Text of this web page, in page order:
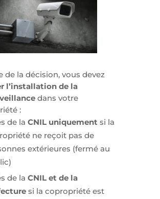
de la décision, vous devez
l’installation de la
dans votre
:
de la CNIL uniquement si la
ne reçoit pas de
extérieures (fermé au
de la CNIL et de la
si la copropriété est